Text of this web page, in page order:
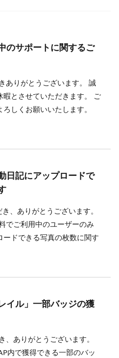
のサポートに関するご
ありがとうございます。 誠
とさせていただきます。 ご
しくお願いいたします。
日記にアップロードで
、ありがとうございます。
でご利用中のユーザーのみ
ドできる写真の枚数に関す
イル」一部バッジの獲
、ありがとうございます。
内で獲得できる一部のバッ